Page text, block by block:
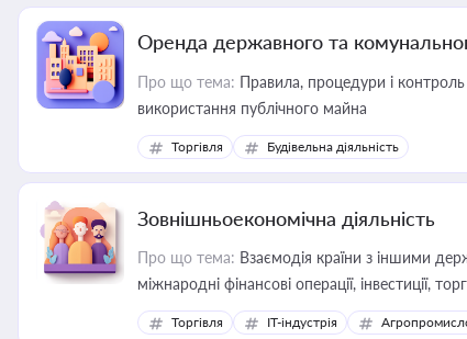
Оренда державного та
Про що тема: Правила, процедури і
використання публічного майна
Торгівля Будівельна діяльність
Зовнішньоекономічна діяльність
Про що тема: Взаємодія країни з іншими
міжнародні фінансові операції, інвестиції,
Торгівля IT-індустрія